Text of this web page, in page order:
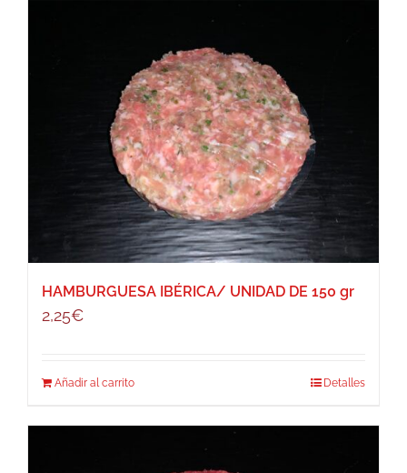
HAMBURGUESA IBÉRICA/ UNIDAD DE 150 gr
2,25€
Añadir al carrito Detalles